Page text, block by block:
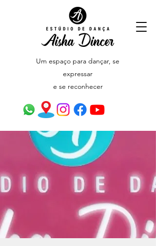
Um espaço para dançar, se
expressar
e se reconhecer